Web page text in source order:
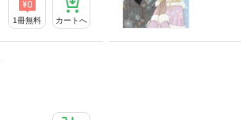
1冊無料 カートへ